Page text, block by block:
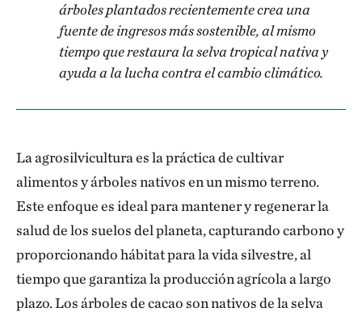
árboles plantados recientemente crea una
fuente de ingresos más sostenible, al mismo
tiempo que restaura la selva tropical nativa y
ayuda a la lucha contra el cambio climático.
La agrosilvicultura es la práctica de cultivar
alimentos y árboles nativos en un mismo terreno.
Este enfoque es ideal para mantener y regenerar la
salud de los suelos del planeta, capturando carbono y
proporcionando hábitat para la vida silvestre, al
tiempo que garantiza la producción agrícola a largo
plazo. Los árboles de cacao son nativos de la selva